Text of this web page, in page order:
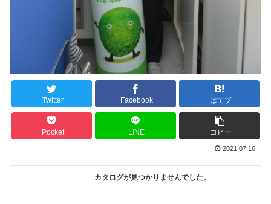
Twitter Facebook はてブ
Pocket LINE コピー
2021.07.16
カタログが見つかりませんでした。